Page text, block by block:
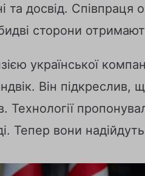
та досвід. Співпраця
сторони
української
Він підкреслив,
Технології
Тепер вони надійдуть